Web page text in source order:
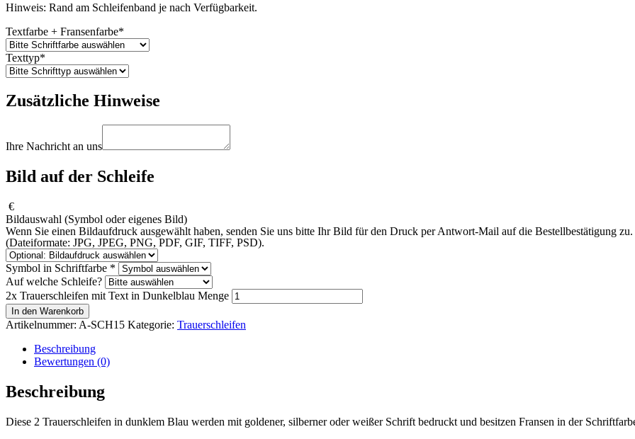
Hinweis: Rand am Schleifenband je nach Verfügbarkeit.
Textfarbe + Fransenfarbe*
Texttyp*
Zusätzliche Hinweise
Ihre Nachricht an uns
Bild auf der Schleife
€
Bildauswahl (Symbol oder eigenes Bild)
Wenn Sie einen Bildaufdruck ausgewählt haben, senden Sie uns bitte Ihr Bild für den Druck per Antwort-Mail auf die Bestellbestätigung zu.
(Dateiformate: JPG, JPEG, PNG, PDF, GIF, TIFF, PSD).
Symbol in Schriftfarbe *
Auf welche Schleife?
2x Trauerschleifen mit Text in Dunkelblau Menge
In den Warenkorb
Artikelnummer: A-SCH15 Kategorie: Trauerschleifen
Beschreibung
Bewertungen (0)
Beschreibung
Diese 2 Trauerschleifen in dunklem Blau werden mit goldener, silberner oder weißer Schrift bedruckt und besitzen Fransen in der